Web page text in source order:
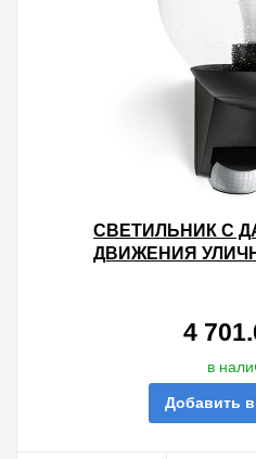
СВЕТИЛЬНИК С
ДВИЖЕНИЯ
4
в
Добавить